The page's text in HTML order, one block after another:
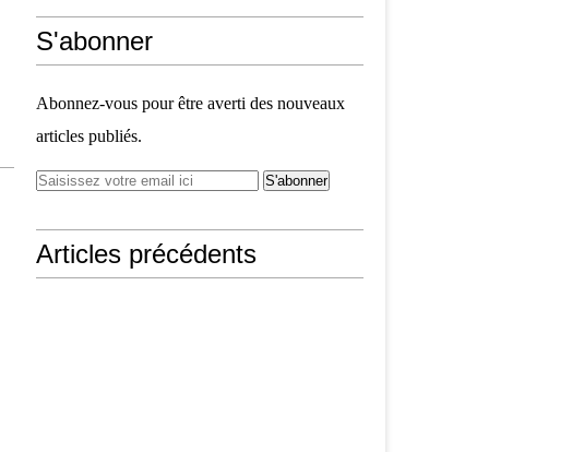
S'abonner
Abonnez-vous pour être averti des nouveaux
articles publiés.
Articles précédents